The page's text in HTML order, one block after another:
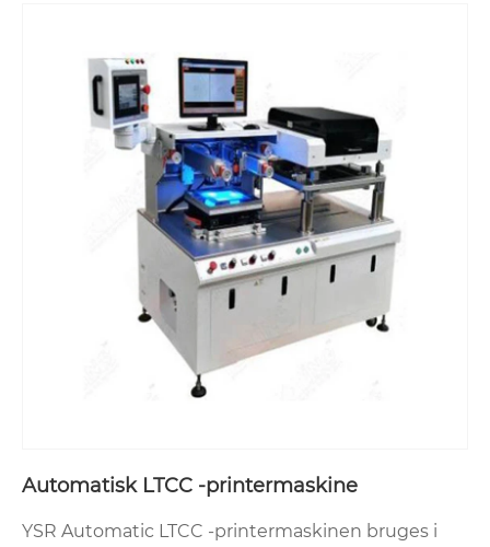
Automatisk LTCC -printermaskine
YSR Automatic LTCC -printermaskinen bruges i